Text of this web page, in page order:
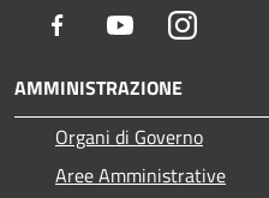
Facebook YoutubeInstagram
AMMINISTRAZIONE
Organi di Governo
Aree Amministrative